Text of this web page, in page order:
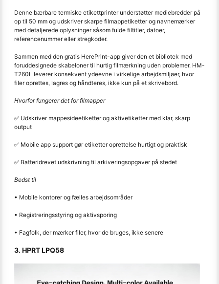
Denne bærbare termiske etikettprinter understøtter mediebredder på
op til 50 mm og udskriver skarpe filmappetiketter og navnemærker
med detaljerede oplysninger såsom fulde filtitler, datoer,
referencenummer eller stregkoder.
Sammen med den gratis HerePrint-app giver den et bibliotek med
foruddesignede skabeloner til hurtig filmærkning uden problemer. HM-
T260L leverer konsekvent ydeevne i virkelige arbejdsmiljøer, hvor
filer oprettes, lagres og håndteres, ikke kun på et skrivebord.
Hvorfor fungerer det for filmapper
✅ Udskriver mappesideetiketter og aktivetiketter med klar, skarp
output
✅ Mobile app support gør etiketter oprettelse hurtigt og praktisk
✅ Batteridrevet udskrivning til arkiveringsopgaver på stedet
Bedst til
• Mobile kontorer og fælles arbejdsområder
• Registreringsstyring og aktivsporing
• Fagfolk, der mærker filer, hvor de bruges, ikke senere
3. HPRT LPQ58